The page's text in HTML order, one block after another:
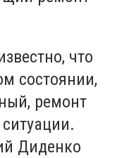
что
состоянии,
ремонт
Диденко